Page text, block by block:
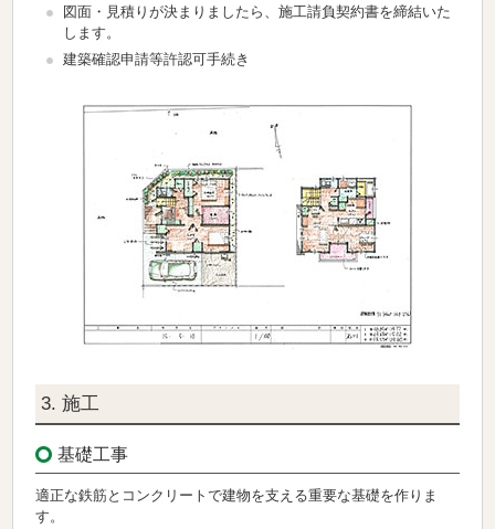
図面・見積りが決まりましたら、施工請負契約書を締結いた
します。
建築確認申請等許認可手続き
3. 施工
基礎工事
適正な鉄筋とコンクリートで建物を支える重要な基礎を作りま
す。